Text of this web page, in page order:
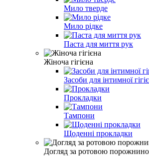
Мило тверде
Мило рідке
Паста для миття рук
Жіноча гігієна
Засоби для інтимної
Прокладки
Тампони
Щоденні прокладки
Догляд за ротовою